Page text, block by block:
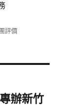
評價
辦新竹